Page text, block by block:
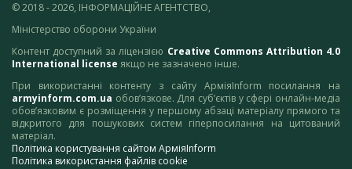
© 2018 - 2026, ІНФОРМАЦІЙНЕ АГЕНТСТВО,
Міністерство оборони України
Контент доступний за ліцензією Creative Commons Attribution 4.0
International license якщо не зазначено інше.
При використанні контенту з сайту АрміяInform посилання на
armyinform.com.ua обов’язкове. Для суб’єктів у сфері онлайн-медіа
обов’язковим є розміщення у першому абзаці матеріалу прямого та
відкритого для пошукових систем гіперпосилання на цитований
матеріал.
Політика користування сайтом АрміяInform
Політика використання файлів cookie